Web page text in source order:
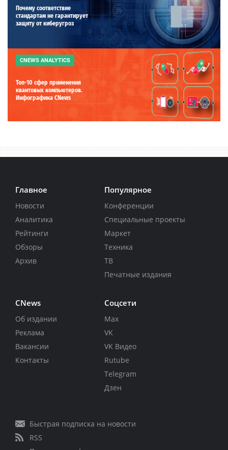
Почему соответствие
стандартам не гарантирует
защиту от киберугроз
CNEWS ANALYTICS
Топ-10 сфер применения
квантовых компьютеров.
Инфографика CNews
Главное
Новости
Аналитика
Рейтинги
Обзоры
Архив
Популярное
Конференции
Специальные проекты
Маркет
Техника
ТВ
Печатные издания
CNews
Об издании
Реклама
Вакансии
Контакты
Соцсети
Max
VK
VK Видео
Rutube
Telegram
Дзен
Быстрая подписка на новости
RSS